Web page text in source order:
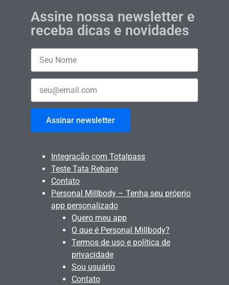
Assine nossa newsletter e
receba dicas e novidades
Assinar newsletter
Integração com Totalpass
Teste Tata Rebane
Contato
Personal Millbody – Tenha seu próprio
app personalizado
Quero meu app
O que é Personal Millbody?
Termos de uso e política de
privacidade
Sou usuário
Contato